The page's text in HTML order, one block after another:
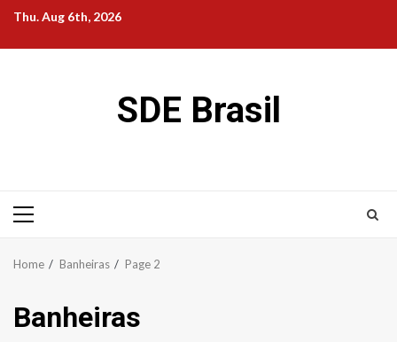
Skip
content
Thu. Aug 6th, 2026
SDE Brasil
Primary
Home Banheiras Page 2
Banheiras